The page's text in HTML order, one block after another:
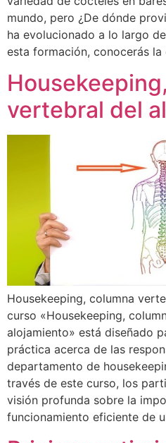
mundo, pero ¿De dónde
ha evolucionado a lo largo
esta formación, conocerás
vertebral del
Housekeeping, columna
curso «Housekeeping,
alojamiento» está diseñado
práctica acerca de las
departamento de
través de este curso, los
visión profunda sobre la
funcionamiento eficiente de